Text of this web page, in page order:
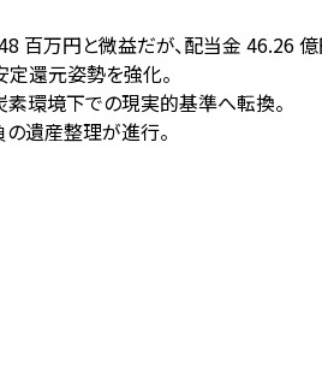
万円と微益だが、配当金 46.26
還元姿勢を強化。
環境下での現実的基準へ転換。
遺産整理が進行。